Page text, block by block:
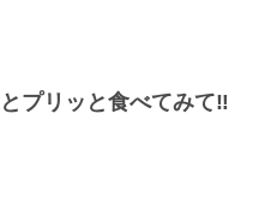
プリッと食べてみて‼︎